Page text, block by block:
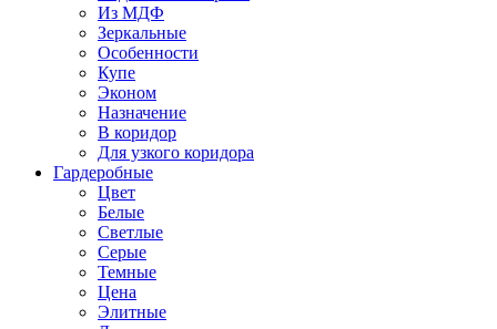
Из МДФ
Зеркальные
Особенности
Купе
Эконом
Назначение
В коридор
Для узкого коридора
Гардеробные
Цвет
Белые
Светлые
Серые
Темные
Цена
Элитные